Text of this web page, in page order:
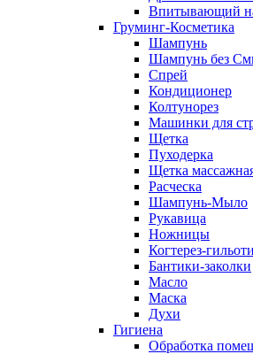
Впитывающий
Груминг-Косметика
Шампунь
Шампунь без
Спрей
Кондиционер
Колтунорез
Машинки для
Щетка
Пуходерка
Щетка
Расческа
Шампунь-Мыло
Рукавица
Ножницы
Когтерез-
Бантики-заколки
Масло
Маска
Духи
Гигиена
Обработка